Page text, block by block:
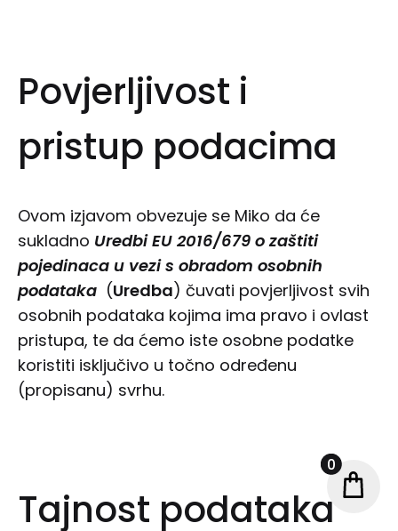
Povjerljivost i
pristup podacima
Ovom izjavom obvezuje se Miko da će
sukladno Uredbi EU 2016/679 o zaštiti
pojedinaca u vezi s obradom osobnih
podataka (Uredba) čuvati povjerljivost svih
osobnih podataka kojima ima pravo i ovlast
pristupa, te da ćemo iste osobne podatke
koristiti isključivo u točno određenu
(propisanu) svrhu.
Tajnost podataka
0